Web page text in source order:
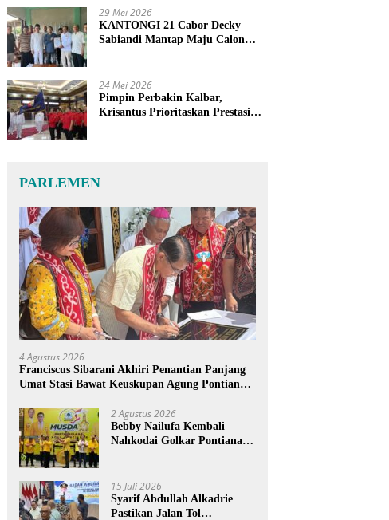
29 Mei 2026
KANTONGI 21 Cabor Decky
Sabiandi Mantap Maju Calon
24 Mei 2026
Pimpin Perbakin Kalbar,
Krisantus Prioritaskan Prestasi
PARLEMEN
4 Agustus 2026
Franciscus Sibarani Akhiri Penantian Panjang
Umat Stasi Bawat Keuskupan Agung Pontianak,
2 Agustus 2026
Bebby Nailufa Kembali
Nahkodai Golkar Pontianak,
15 Juli 2026
Syarif Abdullah Alkadrie
Pastikan Jalan Tol